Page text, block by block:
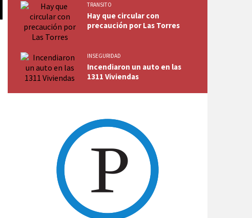
TRANSITO
Hay que circular con
precaución por Las Torres
INSEGURIDAD
Incendiaron un auto en las
1311 Viviendas